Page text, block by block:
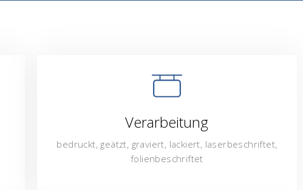
Verarbeitung
bedruckt, geätzt, graviert, lackiert, laserbeschriftet,
folienbeschriftet